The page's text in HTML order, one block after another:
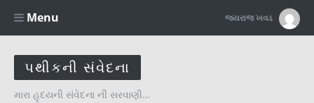
Menu જયરાજ ખવડ
પથીકની સંવેદના
મારા હૃદયની સંવેદના ની સરવાણી…